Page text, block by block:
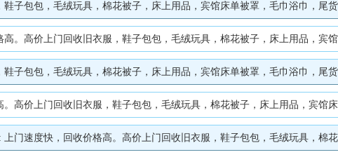
被子，床上用品，宾馆床单被罩，毛巾浴巾，尾货，废旧手机、电脑、洗衣机、路由器、 CT片 地址
花被子，床上用品，宾馆床单被罩，毛巾浴巾，尾货，废旧手机、电脑、洗衣机、路由器、 CT片 电话：17733988083微信同步
被子，床上用品，宾馆床单被罩，毛巾浴巾，尾货，废旧手机、电脑、洗衣机、路由器、 CT片 地址
被子，床上用品，宾馆床单被罩，毛巾浴巾，尾货，废旧手机、电脑、洗衣机、路由器、 CT片 电话：17733988083微信同步
鞋子包包，毛绒玩具，棉花被子，床上用品，宾馆床单被罩，毛巾浴巾，尾货，废旧手机、电脑、洗衣机、路由器、 CT片